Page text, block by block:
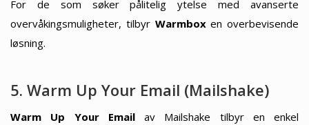
For de som søker pålitelig ytelse med avanserte
overvåkingsmuligheter, tilbyr Warmboxen overbevisende
løsning.
5. Warm Up Your Email (Mailshake)
Warm Up Your Emailav Mailshake tilbyr en enkel